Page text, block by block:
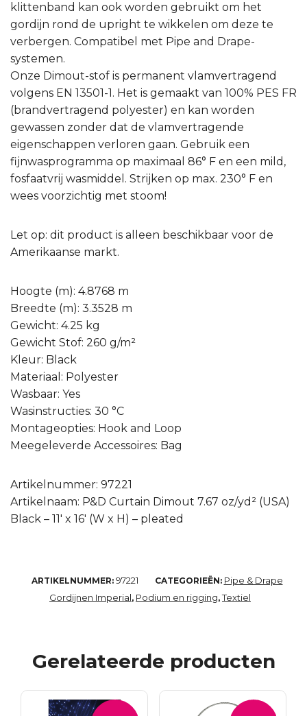
klittenband kan ook worden gebruikt om het
gordijn rond de upright te wikkelen om deze te
verbergen. Compatibel met Pipe and Drape-
systemen.
Onze Dimout-stof is permanent vlamvertragend
volgens EN 13501-1. Het is gemaakt van 100% PES FR
(brandvertragend polyester) en kan worden
gewassen zonder dat de vlamvertragende
eigenschappen verloren gaan. Gebruik een
fijnwasprogramma op maximaal 86° F en een mild,
fosfaatvrij wasmiddel. Strijken op max. 230° F en
wees voorzichtig met stoom!
Let op: dit product is alleen beschikbaar voor de
Amerikaanse markt.
Hoogte (m): 4.8768 m
Breedte (m): 3.3528 m
Gewicht: 4.25 kg
Gewicht Stof: 260 g/m²
Kleur: Black
Materiaal: Polyester
Wasbaar: Yes
Wasinstructies: 30 °C
Montageopties: Hook and Loop
Meegeleverde Accessoires: Bag
Artikelnummer: 97221
Artikelnaam: P&D Curtain Dimout 7.67 oz/yd² (USA)
Black – 11′ x 16′ (W x H) – pleated
ARTIKELNUMMER: 97221 CATEGORIEËN: Pipe & Drape
Gordijnen Imperial, Podium en rigging,Textiel
Gerelateerde producten